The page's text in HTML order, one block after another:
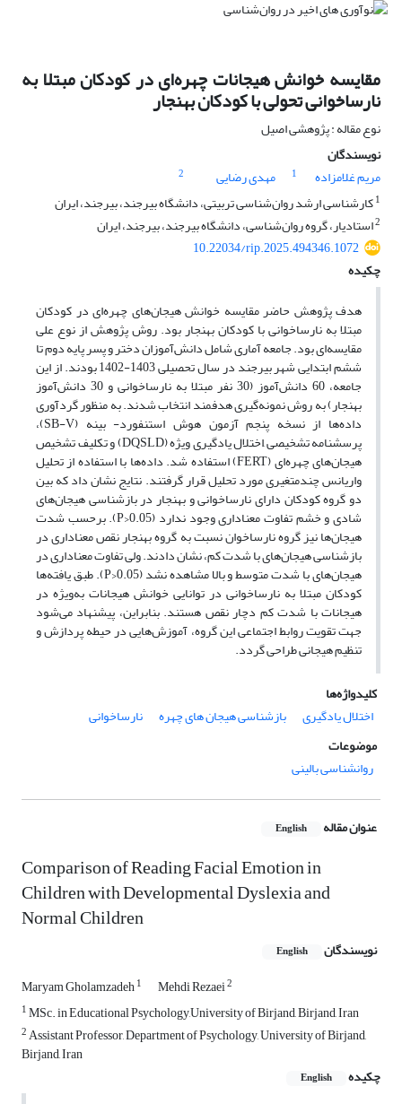
مقایسه خوانش هیجانات چهره‌ای در کودکان مبتلا به
نارساخوانی تحولی با کودکان بهنجار
نوع مقاله : پژوهشی اصیل
نویسندگان
مریم غلامزاده
1 مهدی رضایی
2
1کارشناسی ارشد روان‌شناسی تربیتی، دانشگاه بیرجند، بیرجند، ایران
2استادیار، گروه روان‌شناسی، دانشگاه بیرجند، بیرجند، ایران
10.22034/rip.2025.494346.1072
چکیده
هدف پژوهش حاضر مقایسه خوانش هیجان‌های چهره‌ای در کودکان
مبتلا به نارساخوانی با کودکان بهنجار بود. روش پژوهش از نوع علی
مقایسه‌ای بود. جامعه آماری شامل دانش‌آموزان دختر و پسر پایه دوم تا
ششم ابتدایی شهر بیرجند در سال تحصیلی 1403-1402 بودند. از این
جامعه، 60 دانش‌آموز (30 نفر مبتلا به نارساخوانی و 30 دانش‌آموز
بهنجار) به روش نمونه‌گیری هدفمند انتخاب شدند. به منظور گردآوری
داده‌ها از نسخه پنجم آزمون هوش استنفورد- بینه (SB-V)،
پرسشنامه تشخیصی ِاختلال یادگیری ویژه (DQSLD) و تکلیف تشخیص
هیجان‌های چهره‌ای (FERT) استفاده شد. داده‌ها با استفاده از تحلیل
واریانس چندمتغیری مورد تحلیل قرار گرفتند. نتایج نشان داد که بین
دو گروه کودکان دارای نارساخوانی و بهنجار در بازشناسی هیجان‌های
شادی و خشم تفاوت معناداری وجود ندارد (0.05<P). برحسب شدت
هیجان‌ها نیز گروه نارساخوان نسبت به گروه بهنجار نقص معناداری در
بازشناسی هیجان‌های با شدت کم، نشان دادند. ولی تفاوت معناداری در
هیجان‌های با شدت متوسط و بالا مشاهده نشد (0.05<P). طبق یافته‌ها
کودکان مبتلا به نارساخوانی در توانایی خوانش هیجانات به‌ویژه در
هیجانات با شدت کم دچار نقص هستند. بنابراین، پیشنهاد می‌شود
جهت تقویت روابط اجتماعی این گروه، آموزش‌هایی در حیطه پردازش و
تنظیم هیجانی طراحی گردد.
کلیدواژه‌ها
اختلال یادگیری
بازشناسی هیجان های چهره‌
نارساخوانی
موضوعات
روانشناسی بالینی
عنوان مقاله English
Comparison of Reading Facial Emotion in
Children with Developmental Dyslexia and
Normal Children
نویسندگان English
Maryam Gholamzadeh1 Mehdi Rezaei2
1MSc. in Educational Psychology,University of Birjand, Birjand, Iran
2Assistant Professor, Department of Psychology, University of Birjand,
Birjand, Iran
چکیده
English